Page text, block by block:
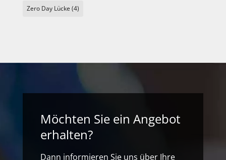
Zero Day Lücke (4)
Möchten Sie ein Angebot
erhalten?
Dann informieren Sie uns über Ihre